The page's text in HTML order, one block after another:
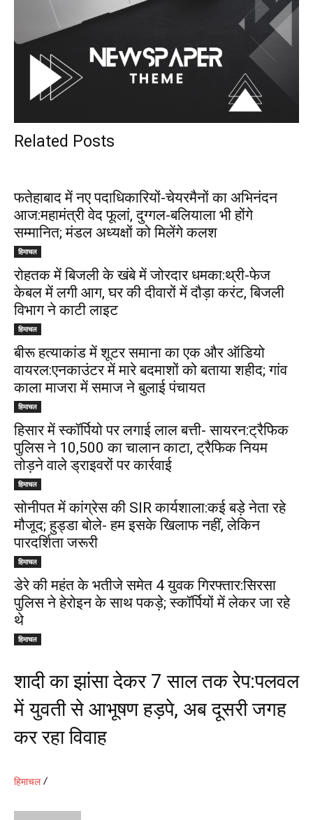
Related Posts
फतेहाबाद में नए पदाधिकारियों-चेयरमैनों का अभिनंदन
आज:महामंत्री वेद फूलां, दुग्गल-बलियाला भी होंगे
सम्मानित; मंडल अध्यक्षों को मिलेंगे कलश
हिमाचल
रोहतक में बिजली के खंबे में जोरदार धमका:थ्री-फेज
केबल में लगी आग, घर की दीवारों में दौड़ा करंट, बिजली
विभाग ने काटी लाइट
हिमाचल
बीरू हत्याकांड में शूटर समाना का एक और ऑडियो
वायरल:एनकाउंटर में मारे बदमाशों को बताया शहीद; गांव
काला माजरा में समाज ने बुलाई पंचायत
हिमाचल
हिसार में स्कॉर्पियो पर लगाई लाल बत्ती- सायरन:ट्रैफिक
पुलिस ने ₹10,500 का चालान काटा, ट्रैफिक नियम
तोड़ने वाले ड्राइवरों पर कार्रवाई
हिमाचल
सोनीपत में कांग्रेस की SIR कार्यशाला:कई बड़े नेता रहे
मौजूद; हुड्डा बोले- हम इसके खिलाफ नहीं, लेकिन
पारदर्शिता जरूरी
हिमाचल
डेरे की महंत के भतीजे समेत 4 युवक गिरफ्तार:सिरसा
पुलिस ने हेरोइन के साथ पकड़े; स्कॉर्पियों में लेकर जा रहे
थे
हिमाचल
शादी का झांसा देकर 7 साल तक रेप:पलवल
में युवती से आभूषण हड़पे, अब दूसरी जगह
कर रहा विवाह
हिमाचल